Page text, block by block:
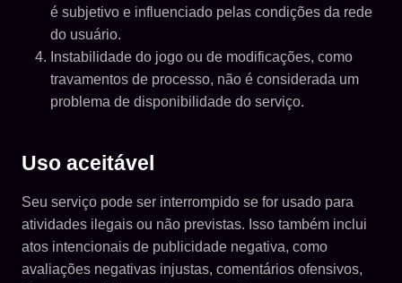
é subjetivo e influenciado pelas condições da rede
do usuário.
Instabilidade do jogo ou de modificações, como
travamentos de processo, não é considerada um
problema de disponibilidade do serviço.
Uso aceitável
Seu serviço pode ser interrompido se for usado para
atividades ilegais ou não previstas. Isso também inclui
atos intencionais de publicidade negativa, como
avaliações negativas injustas, comentários ofensivos,